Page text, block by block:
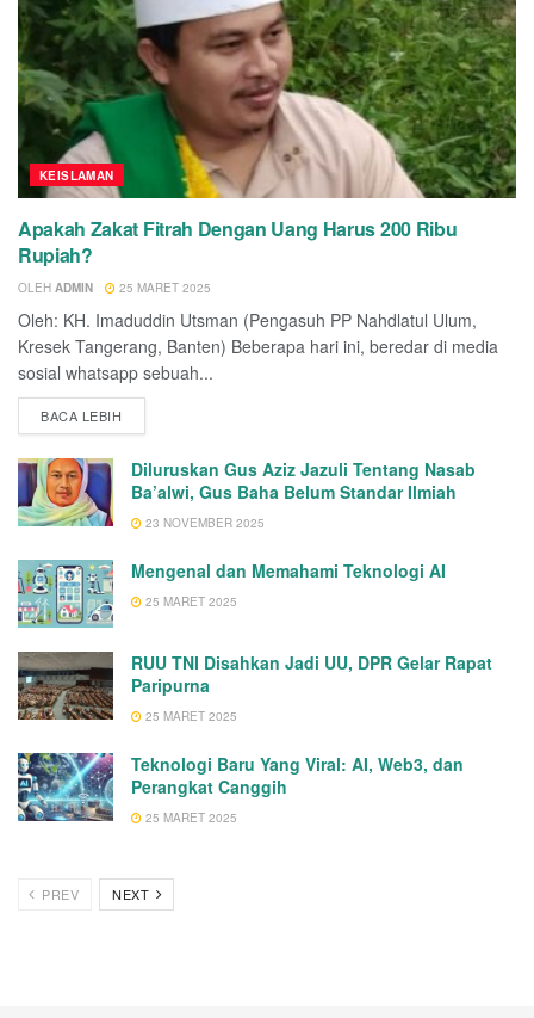
KEISLAMAN
Apakah Zakat Fitrah Dengan Uang Harus 200 Ribu
Rupiah?
OLEH ADMIN 25 MARET 2025
Oleh: KH. Imaduddin Utsman (Pengasuh PP Nahdlatul Ulum,
Kresek Tangerang, Banten) Beberapa hari ini, beredar di media
sosial whatsapp sebuah...
BACA LEBIH
Diluruskan Gus Aziz Jazuli Tentang Nasab
Ba’alwi, Gus Baha Belum Standar Ilmiah
23 NOVEMBER 2025
Mengenal dan Memahami Teknologi AI
25 MARET 2025
RUU TNI Disahkan Jadi UU, DPR Gelar Rapat
Paripurna
25 MARET 2025
Teknologi Baru Yang Viral: AI, Web3, dan
Perangkat Canggih
25 MARET 2025
PREV NEXT